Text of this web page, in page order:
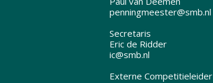
penningmeester@smb.nl
Secretaris
Eric de Ridder
ic@smb.nl
Externe Competitieleider